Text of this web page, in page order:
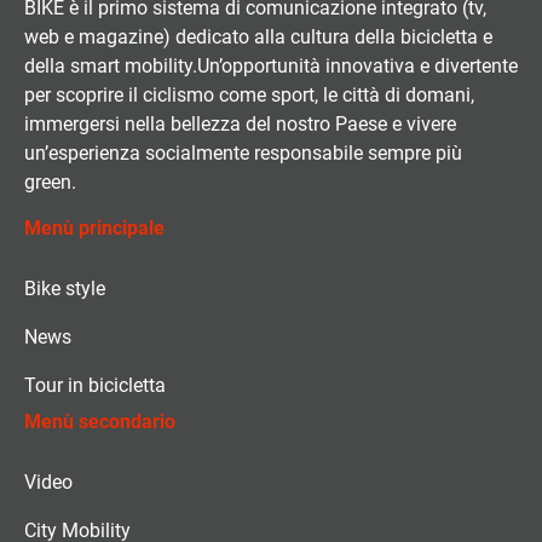
BIKE è il primo sistema di comunicazione integrato (tv,
web e magazine) dedicato alla cultura della bicicletta e
della smart mobility.Un’opportunità innovativa e divertente
per scoprire il ciclismo come sport, le città di domani,
immergersi nella bellezza del nostro Paese e vivere
un’esperienza socialmente responsabile sempre più
green.
Menù principale
Bike style
News
Tour in bicicletta
Menù secondario
Video
City Mobility